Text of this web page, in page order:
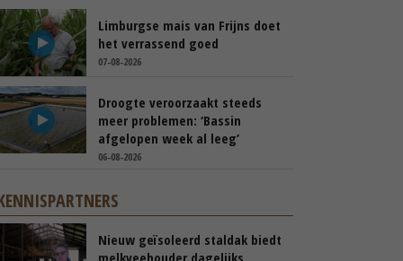
Limburgse mais van Frijns doet
het verrassend goed
07-08-2026
Droogte veroorzaakt steeds
meer problemen: ‘Bassin
afgelopen week al leeg’
06-08-2026
Nieuw geïsoleerd staldak biedt
melkveehouder dagelijks